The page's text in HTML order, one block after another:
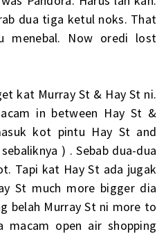
dua tiga ketul noks. That
menebal. Now oredi lost
kat Murray St & Hay St ni.
in between Hay St &
kot pintu Hay St and
) . Sebab dua-dua
Tapi kat Hay St ada jugak
St much more bigger dia
belah Murray St ni more to
macam open air shopping